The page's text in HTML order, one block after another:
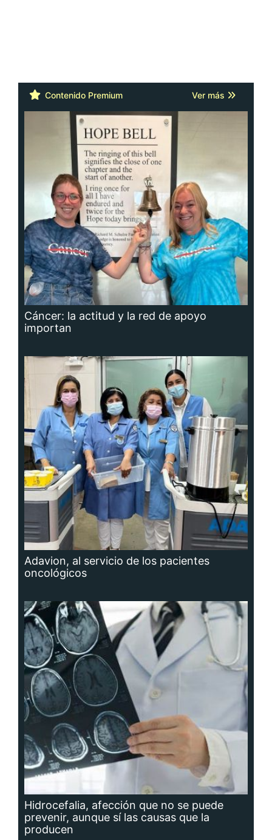
Contenido Premium Ver más
Cáncer: la actitud y la red de apoyo
importan
Adavion, al servicio de los pacientes
oncológicos
Hidrocefalia, afección que no se puede
prevenir, aunque sí las causas que la
producen